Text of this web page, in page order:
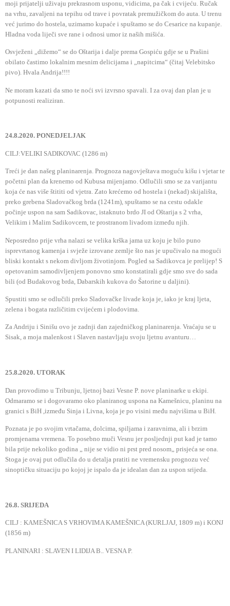
moji prijatelji uživaju prekrasnom usponu, vidicima, pa čak i cvijeću. Ručak
na vrhu, zavaljeni na tepihu od trave i povratak premužičkom do auta. U trenu
već jurimo do hostela, uzimamo kupaće i spuštamo se do Cesarice na kupanje.
Hladna voda liječi sve rane i odnosi umor iz naših mišića.
Osvježeni „dižemo“ se do Oštarija i dalje prema Gospiću gdje se u Prašini
obilato častimo lokalnim mesnim delicijama i „napitcima“ (čitaj Velebitsko
pivo). Hvala Andrija!!!!
Ne moram kazati da smo te noći svi izvrsno spavali. I za ovaj dan plan je u
potpunosti realiziran.
24.8.2020. PONEDJELJAK
CILJ:VELIKI SADIKOVAC (1286 m)
Treći je dan našeg planinarenja. Prognoza nagovještava moguću kišu i vjetar te
početni plan da krenemo od Kubusa mijenjamo. Odlučili smo se za varijantu
koja će nas više štititi od vjetra. Zato krećemo od hostela i (nekad) skijališta,
preko grebena Sladovačkog brda (1241m), spuštamo se na cestu odakle
počinje uspon na sam Sadikovac, istaknuto brdo JI od Oštarija s 2 vrha,
Velikim i Malim Sadikovcem, te prostranom livadom između njih.
Neposredno prije vrha nalazi se velika krška jama uz koju je bilo puno
isprevrtanog kamenja i svježe izrovane zemlje što nas je upučivalo na mogući
bliski kontakt s nekom divljom životinjom. Pogled sa Sadikovca je prelijep! S
opetovanim samodivljenjem ponovno smo konstatirali gdje smo sve do sada
bili (od Budakovog brda, Dabarskih kukova do Šatorine u daljini).
Spustiti smo se odlučili preko Sladovačke livade koja je, iako je kraj ljeta,
zelena i bogata različitim cvijećem i plodovima.
Za Andriju i Sinišu ovo je zadnji dan zajedničkog planinarenja. Vraćaju se u
Sisak, a moja malenkost i Slaven nastavljaju svoju ljetnu avanturu…
25.8.2020. UTORAK
Dan provodimo u Tribunju, ljetnoj bazi Vesne P. nove planinarke u ekipi.
Odmaramo se i dogovaramo oko planiranog uspona na Kamešnicu, planinu na
granici s BiH ,između Sinja i Livna, koja je po visini među najvišima u BiH.
Poznata je po svojim vrtačama, dolcima, spiljama i zaravnima, ali i brzim
promjenama vremena. To posebno muči Vesnu jer posljednji put kad je tamo
bila prije nekoliko godina „ nije se vidio ni prst pred nosom„ prisjeća se ona.
Stoga je ovaj put odlučila do u detalja pratiti ne vremensku prognozu već
sinoptičku situaciju po kojoj je ispalo da je idealan dan za uspon srijeda.
26.8. SRIJEDA
CILJ : KAMEŠNICA S VRHOVIMA KAMEŠNICA (KURLJAJ, 1809 m) i KONJ
(1856 m)
PLANINARI : SLAVEN I LIDIJA B., VESNA P.